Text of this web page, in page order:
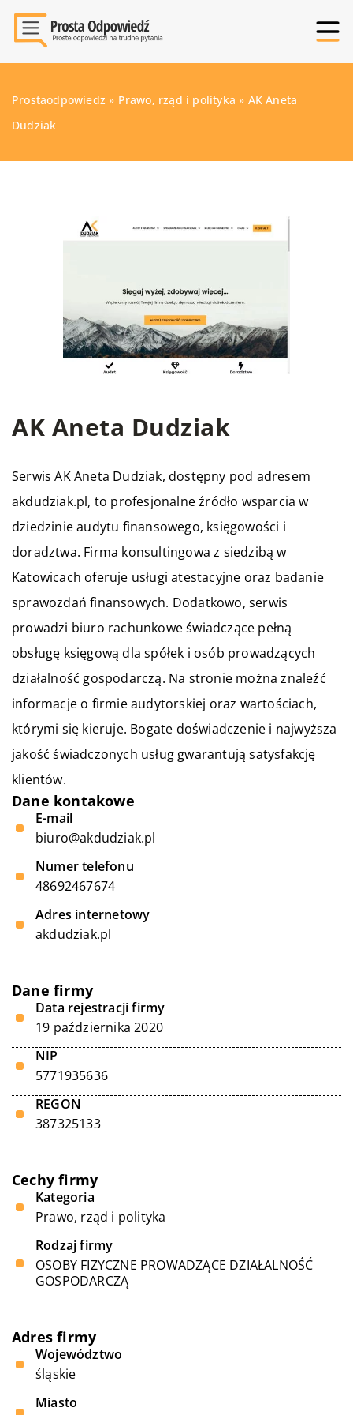
Prostaodpowiedz » Prawo, rząd i polityka » AK Aneta
Dudziak
AK Aneta Dudziak
Serwis AK Aneta Dudziak, dostępny pod adresem
akdudziak.pl, to profesjonalne źródło wsparcia w
dziedzinie audytu finansowego, księgowości i
doradztwa. Firma konsultingowa z siedzibą w
Katowicach oferuje usługi atestacyjne oraz badanie
sprawozdań finansowych. Dodatkowo, serwis
prowadzi biuro rachunkowe świadczące pełną
obsługę księgową dla spółek i osób prowadzących
działalność gospodarczą. Na stronie można znaleźć
informacje o firmie audytorskiej oraz wartościach,
którymi się kieruje. Bogate doświadczenie i najwyższa
jakość świadczonych usług gwarantują satysfakcję
klientów.
Dane kontakowe
E-mail
biuro@akdudziak.pl
Numer telefonu
48692467674
Adres internetowy
akdudziak.pl
Dane firmy
Data rejestracji firmy
19 października 2020
NIP
5771935636
REGON
387325133
Cechy firmy
Kategoria
Prawo, rząd i polityka
Rodzaj firmy
OSOBY FIZYCZNE PROWADZĄCE DZIAŁALNOŚĆ
GOSPODARCZĄ
Adres firmy
Województwo
śląskie
Miasto